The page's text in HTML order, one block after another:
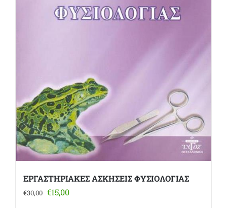
ΕΡΓΑΣΤΗΡΙΑΚΕΣ ΑΣΚΗΣΕΙΣ ΦΥΣΙΟΛΟΓΙΑΣ
€30,00 Original
€15,00Η